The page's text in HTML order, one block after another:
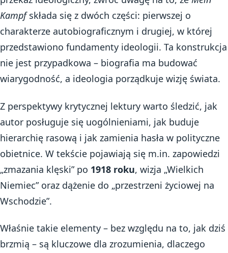
Kampfskłada się z dwóch części: pierwszej o
charakterze autobiograficznym i drugiej, w której
przedstawiono fundamenty ideologii. Ta konstrukcja
nie jest przypadkowa – biografia ma budować
wiarygodność, a ideologia porządkuje wizję świata.
Z perspektywy krytycznej lektury warto śledzić, jak
autor posługuje się uogólnieniami, jak buduje
hierarchię rasową i jak zamienia hasła w polityczne
obietnice. W tekście pojawiają się m.in. zapowiedzi
„zmazania klęski” po 1918 roku, wizja „Wielkich
Niemiec” oraz dążenie do „przestrzeni życiowej na
Wschodzie”.
Właśnie takie elementy – bez względu na to, jak dziś
brzmią – są kluczowe dla zrozumienia, dlaczego